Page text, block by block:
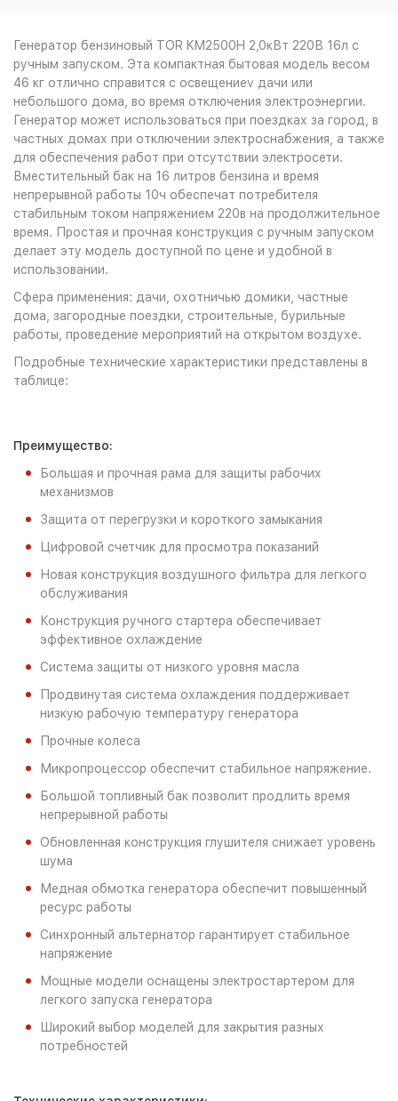
Генератор бензиновый TOR KM2500H 2,0кВт 220В 16л с
ручным запуском. Эта компактная бытовая модель весом
46 кг отлично справится с освещениеv дачи или
небольшого дома, во время отключения электроэнергии.
Генератор может использоваться при поездках за город, в
частных домах при отключении электроснабжения, а также
для обеспечения работ при отсутствии электросети.
Вместительный бак на 16 литров бензина и время
непрерывной работы 10ч обеспечат потребителя
стабильным током напряжением 220в на продолжительное
время. Простая и прочная конструкция с ручным запуском
делает эту модель доступной по цене и удобной в
использовании.
Сфера применения: дачи, охотничью домики, частные
дома, загородные поездки, строительные, бурильные
работы, проведение мероприятий на открытом воздухе.
Подробные технические характеристики представлены в
таблице:
Преимущество:
Большая и прочная рама для защиты рабочих
механизмов
Защита от перегрузки и короткого замыкания
Цифровой счетчик для просмотра показаний
Новая конструкция воздушного фильтра для легкого
обслуживания
Конструкция ручного стартера обеспечивает
эффективное охлаждение
Система защиты от низкого уровня масла
Продвинутая система охлаждения поддерживает
низкую рабочую температуру генератора
Прочные колеса
Микропроцессор обеспечит стабильное напряжение.
Большой топливный бак позволит продлить время
непрерывной работы
Обновленная конструкция глушителя снижает уровень
шума
Медная обмотка генератора обеспечит повышенный
ресурс работы
Синхронный альтернатор гарантирует стабильное
напряжение
Мощные модели оснащены электростартером для
легкого запуска генератора
Широкий выбор моделей для закрытия разных
потребностей